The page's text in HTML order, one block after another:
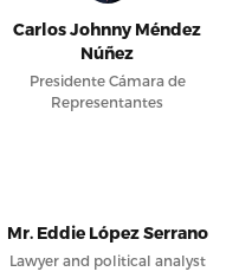
Carlos Johnny Méndez
Núñez
Presidente Cámara de
Representantes
Mr. Eddie López Serrano
Lawyer and political analyst